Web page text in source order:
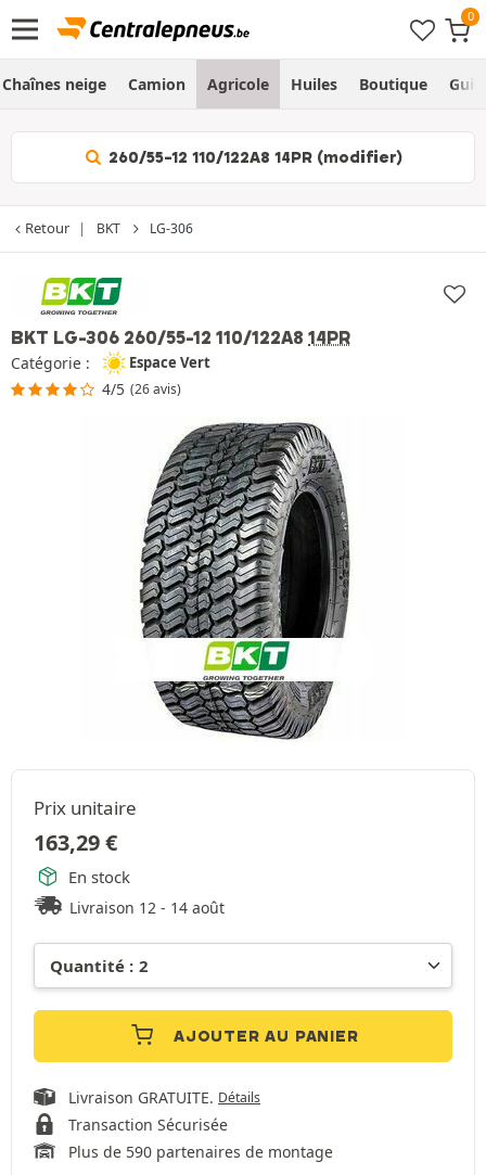
Chaînes neige Camion Agricole Huiles Boutique
260/55-12 110/122A8 14PR (modifier)
Retour BKT LG-306
BKT LG-306 260/55-12 110/122A8 14PR
Catégorie : Espace Vert
4/5 (26 avis)
Prix unitaire
163,29€
En stock
Livraison 12 - 14 août
AJOUTER AU PANIER
Livraison GRATUITE. Détails
Transaction Sécurisée
Plus de 590 partenaires de montage